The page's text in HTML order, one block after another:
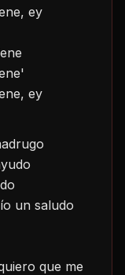
ey
ey
un saludo
que me